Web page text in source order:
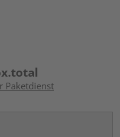
Paketdienst